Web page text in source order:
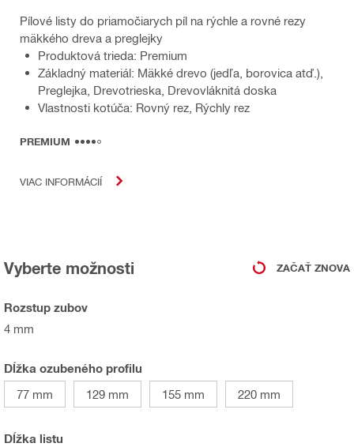
Pílové listy do priamočiarych píl na rýchle a rovné rezy
mäkkého dreva a preglejky
Produktová trieda: Premium
Základný materiál: Mäkké drevo (jedľa, borovica atď.),
Preglejka, Drevotrieska, Drevovláknitá doska
Vlastnosti kotúča: Rovný rez, Rýchly rez
PREMIUM
VIAC INFORMÁCIÍ
Vyberte možnosti ZAČAŤ ZNOVA
Rozstup zubov
4 mm
Dĺžka ozubeného profilu
77 mm
129 mm 155 mm 220 mm
Dĺžka listu